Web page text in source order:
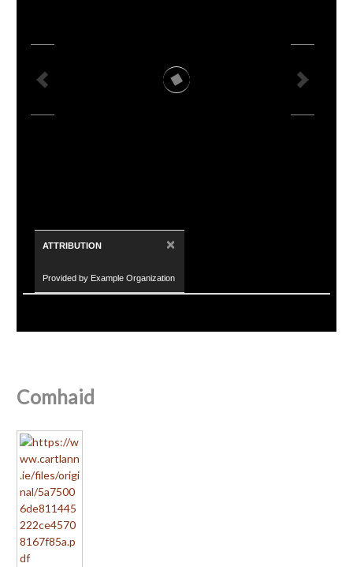
ATTRIBUTION ×
Provided by Example Organization
Comhaid